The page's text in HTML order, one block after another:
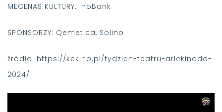
MECENAS KULTURY: InoBank
SPONSORZY: Qemetica, Solino
źródło: https://kckino.pl/tydzien-teatru-arlekinada-
2024/